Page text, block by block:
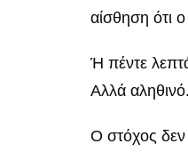
αίσθηση ότι
Ή πέντε
Αλλά αληθινό.
Ο στόχος δεν